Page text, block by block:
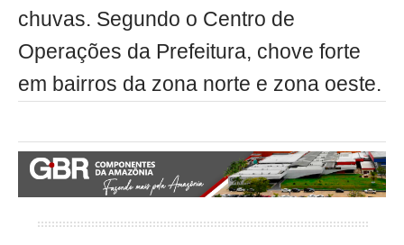
chuvas. Segundo o Centro de
Operações da Prefeitura, chove forte
em bairros da zona norte e zona oeste.